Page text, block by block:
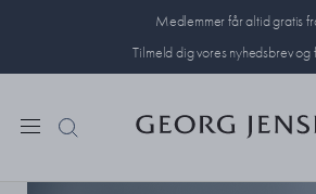
Medlemmer får altid gratis
Tilmeld dig vores nyhedsbrev og